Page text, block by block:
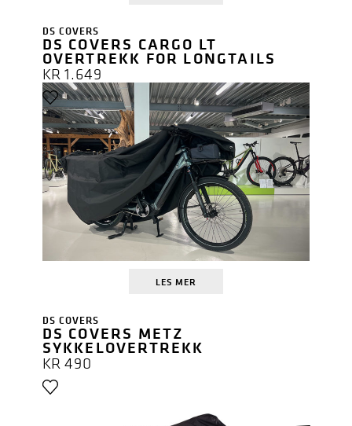
DS COVERS
DS COVERS CARGO LT
OVERTREKK FOR LONGTAILS
KR 1.649
LES MER
DS COVERS
DS COVERS METZ
SYKKELOVERTREKK
KR490